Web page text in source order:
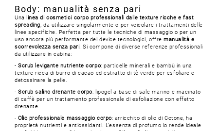
Body: manualità senza pari
Una
linea di cosmetici corpo professionali dalle texture ricche e fast
spreading, da utilizzare singolarmente o per veicolare i trattamenti delle
linee specifiche. Perfetta per tutte le tecniche di massaggio o per un
uso ancora più performante dei device tecnologici, offremanualità e
scorrevolezza senza pari. Si compone di diverse referenze professionali
da utilizzare in cabina:
-Scrub levigante nutriente corpo: particelle minerali e bambù in una
texture ricca di burro di cacao ed estratto di tè verde per esfoliare e
detossinare la pelle.
-Scrub salino drenante corpo: lipogel a base di sale marino e macinato
di caffè per un trattamento professionale di esfoliazione con effetto
drenante.
-Olio professionale massaggio corpo: arricchito di olio di Cotone, ha
proprietà nutrienti e antiossidanti. L’essenza di profumo lo rende ideale